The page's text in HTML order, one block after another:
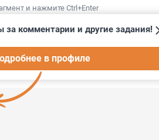
и нажмите Ctrl+Enter
за комментарии и другие задания!
в профиле